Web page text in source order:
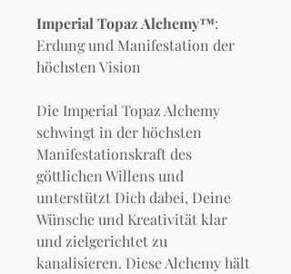
Imperial Topaz Alchemy™:
Erdung und Manifestation der
höchsten Vision
Die Imperial Topaz Alchemy
schwingt in der höchsten
Manifestationskraft des
göttlichen Willens und
unterstützt Dich dabei, Deine
Wünsche und Kreativität klar
und zielgerichtet zu
kanalisieren. Diese Alchemy hält